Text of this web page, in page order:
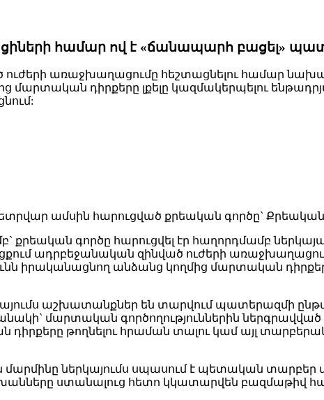
համար ով է «ճանապարհ բացել»
առաջխաղացումը հեշտացնելու համար
դիրքերը լքելը կազմակերպելու
ամսին հարուցված քրեական գործը` Քրեական
գործը հարուցվել էր հաղորդմամբ
ադրբեջանական զինված ուժերի
իրականացնող անձանց կողմից մարտական
աշխատանքներ են տարվում պատերազմի
մարտական գործողություններին ներգրավված
թողնելու հրաման տալու կամ այլ
ներկայումս սպասում է պետական տարբեր
ստանալուց հետո կկատարվեն բազմաթիվ